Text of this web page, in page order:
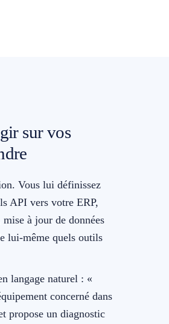
sur vos
Vous lui définissez
API vers votre ERP,
à jour de données
lui-même quels outils
langage naturel : «
concerné dans
propose un diagnostic